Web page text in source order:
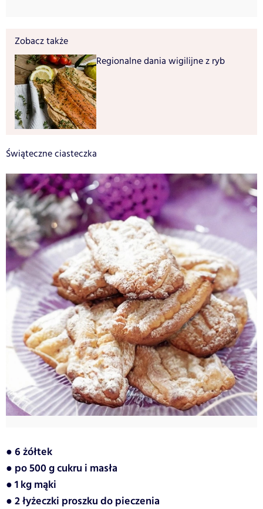
Zobacz także
Regionalne dania wigilijne z ryb
Świąteczne ciasteczka
● 6 żółtek
● po 500 g cukru i masła
● 1 kg mąki
● 2 łyżeczki proszku do pieczenia